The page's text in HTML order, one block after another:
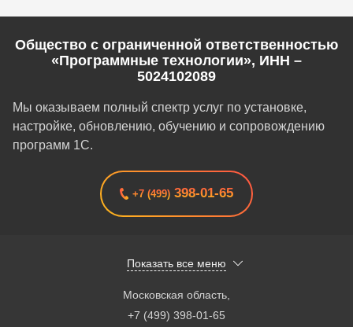
Общество с ограниченной ответственностью
«Программные технологии», ИНН –
5024102089
Мы оказываем полный спектр услуг по установке,
настройке, обновлению, обучению и сопровождению
программ 1С.
+7 (499) 398-01-65
Показать все меню
Московская область
+7 (499) 398-01-65